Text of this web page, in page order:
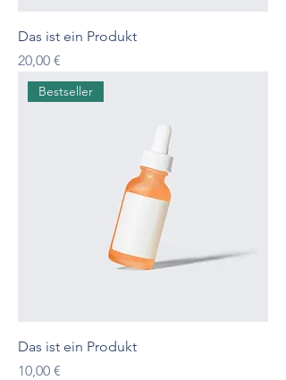
Das ist ein Produkt
Preis
20,00 €
Bestseller
Das ist ein Produkt
Preis
10,00 €